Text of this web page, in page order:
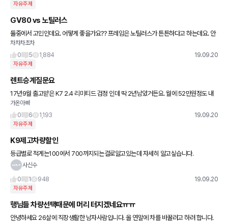
자유주제
GV80 vs 노틸러스
둘중에서 고민인데요. 어떻게 좋을가요?? 프레임은 노틸러스가 튼튼하다고 하는데요. 안
전성 측면에서 뭐가 좋을가요??
차차차초차
0
5 1,884 19.09.20
자유주제
렌트승계질문요
17년9월 출고받은 K7 2.4 리미티드 검정 인데 딱 2년남았거든요. 월에 52만원정도 내
고있는데. 요즘 뽐뿌와서 차 바꾸고 싶은데 요정도 가격조건이면 승계 빨리 넘길수 있을까
요?
가온아빠
0
6 1,193 19.09.20
자유주제
K9제고차량할인
등급별로 적게는100에서 700까지되는걸로알고있는데 자세히 알고싶습니다.
사신수
0
1 948 19.09.20
자유주제
행님들 차량선택때문에 머리 터지겠네요ㅠㅠ
안녕하세요 26살에 직장생활한 남자사람입니다. 올 연말에 차를 바꿀려고 하려 합니다.